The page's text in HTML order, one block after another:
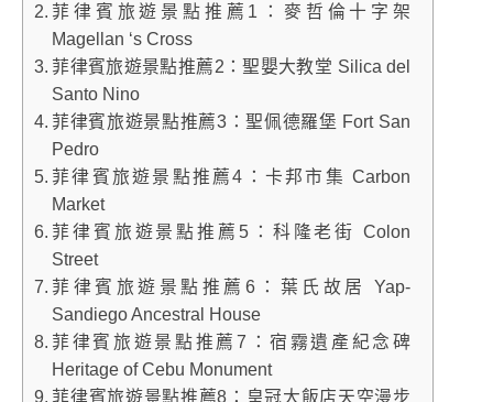
菲律賓旅遊景點推薦1：麥哲倫十字架
Magellan ‘s Cross
菲律賓旅遊景點推薦2：聖嬰大教堂 Silica del
Santo Nino
菲律賓旅遊景點推薦3：聖佩德羅堡 Fort San
Pedro
菲律賓旅遊景點推薦4：卡邦市集 Carbon
Market
菲律賓旅遊景點推薦5：科隆老街 Colon
Street
菲律賓旅遊景點推薦6：葉氏故居 Yap-
Sandiego Ancestral House
菲律賓旅遊景點推薦7：宿霧遺產紀念碑
Heritage of Cebu Monument
菲律賓旅遊景點推薦8：皇冠大飯店天空漫步